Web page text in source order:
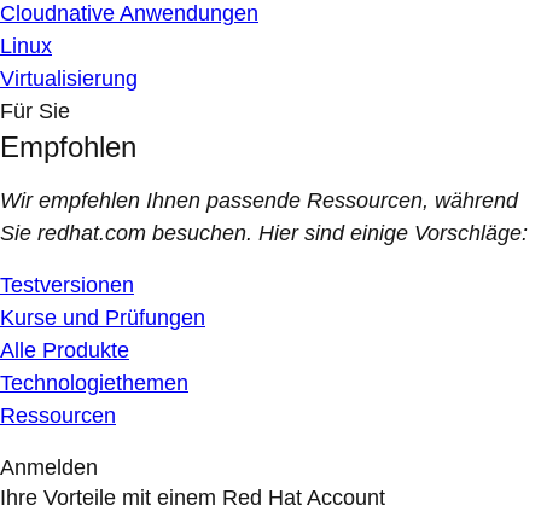
Cloudnative Anwendungen
Linux
Virtualisierung
Für Sie
Empfohlen
Wir empfehlen Ihnen passende Ressourcen, während
Sie redhat.com besuchen. Hier sind einige Vorschläge:
Testversionen
Kurse und Prüfungen
Alle Produkte
Technologiethemen
Ressourcen
Anmelden
Ihre Vorteile mit einem Red Hat Account